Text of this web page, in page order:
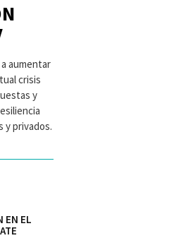
aumentar
crisis
y
y privados.
EN EL